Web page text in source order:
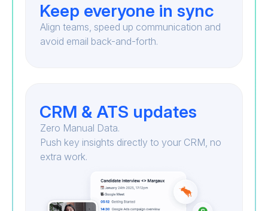
Keep everyone in sync
Align teams, speed up communication and
avoid email back-and-forth.
CRM & ATS updates
Zero Manual Data.
Push key insights directly to your CRM, no
extra work.